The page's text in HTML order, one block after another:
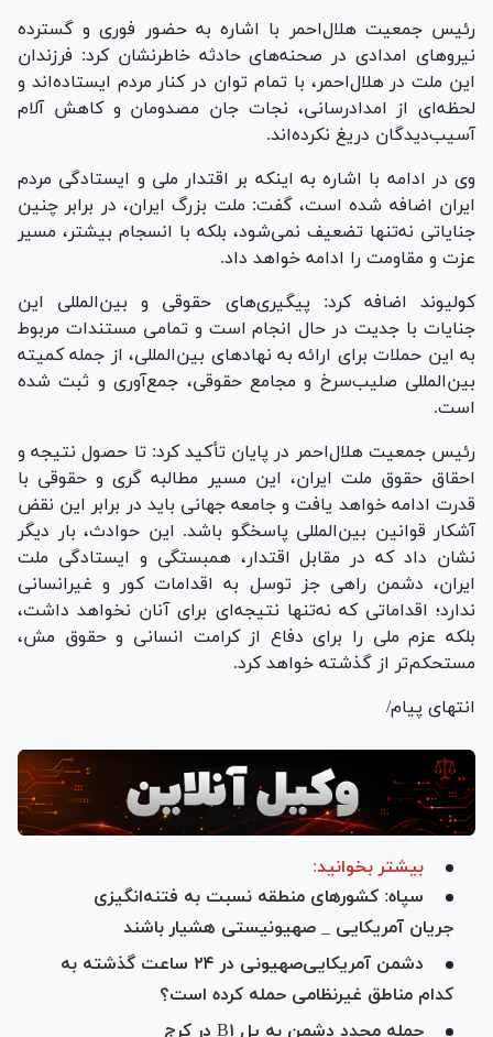
رئیس جمعیت هلال‌احمر با اشاره به حضور فوری و گسترده
نیرو‌های امدادی در صحنه‌های حادثه خاطرنشان کرد: فرزندان
این ملت در هلال‌احمر، با تمام توان در کنار مردم ایستاده‌اند و
لحظه‌ای از امدادرسانی، نجات جان مصدومان و کاهش آلام
آسیب‌دیدگان دریغ نکرده‌اند.
وی در ادامه با اشاره به اینکه بر اقتدار ملی و ایستادگی مردم
ایران اضافه شده است، گفت: ملت بزرگ ایران، در برابر چنین
جنایاتی نه‌تنها تضعیف نمی‌شود، بلکه با انسجام بیشتر، مسیر
عزت و مقاومت را ادامه خواهد داد.
کولیوند اضافه کرد: پیگیری‌های حقوقی و بین‌المللی این
جنایات با جدیت در حال انجام است و تمامی مستندات مربوط
به این حملات برای ارائه به نهاد‌های بین‌المللی، از جمله کمیته
بین‌المللی صلیب‌سرخ و مجامع حقوقی، جمع‌آوری و ثبت شده
است.
رئیس جمعیت هلال‌احمر در پایان تأکید کرد: تا حصول نتیجه و
احقاق حقوق ملت ایران، این مسیر مطالبه گری و حقوقی با
قدرت ادامه خواهد یافت و جامعه جهانی باید در برابر این نقض
آشکار قوانین بین‌المللی پاسخگو باشد. این حوادث، بار دیگر
نشان داد که در مقابل اقتدار، همبستگی و ایستادگی ملت
ایران، دشمن راهی جز توسل به اقدامات کور و غیرانسانی
ندارد؛ اقداماتی که نه‌تنها نتیجه‌ای برای آنان نخواهد داشت،
بلکه عزم ملی را برای دفاع از کرامت انسانی و حقوق مش،
مستحکم‌تر از گذشته خواهد کرد.
انتهای پیام/
بیشتر بخوانید:
سپاه: کشور‌های منطقه نسبت به فتنه‌انگیزی
جریان آمریکایی _ صهیونیستی هشیار باشند
دشمن آمریکایی‌صهیونی در ۲۴ ساعت گذشته به
کدام مناطق غیرنظامی‌ حمله کرده است؟
حمله مجدد دشمن به پل B۱ در کرج